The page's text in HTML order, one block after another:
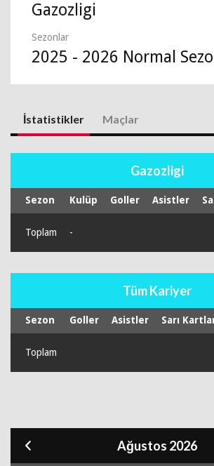
Gazozligi
Sezonlar
2025 - 2026 Normal
İstatistikler Maçlar
Gazozligi
Sezon Kulüp Goller Asistler
Toplam -
Tüm Kariyer
Sezon Goller Asistler Sarı
Toplam
Ağustos 2026